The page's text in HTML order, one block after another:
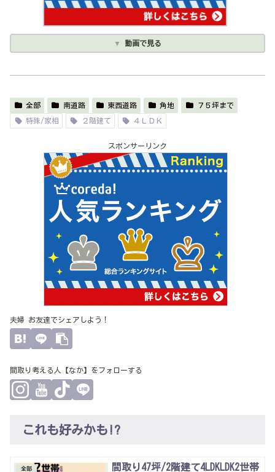
動画で見る
全部 南道路 東西道路 角地 ７５坪まで
特殊/家相 ２階建て ４ＬＤＫ
スポンサーリンク
夫婦 お友達でシェアしよう！
間取り考える人【なか】をフォローする
これも好みかも!?
全部 間取り47坪/2階建て4LDKLDK2世帯